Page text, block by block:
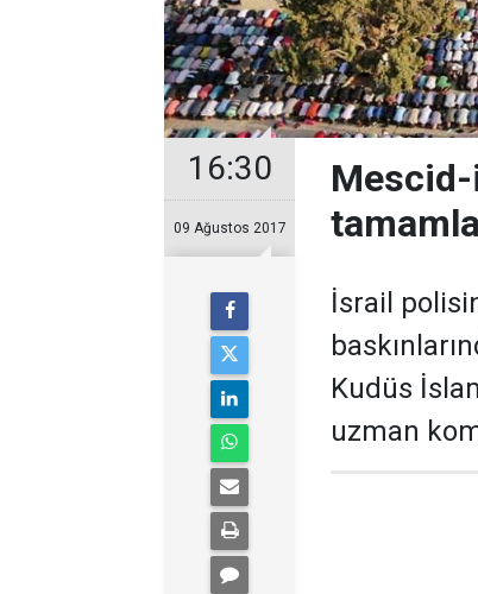
16:30
09 Ağustos 2017
İsrail
Kudüs
uzman